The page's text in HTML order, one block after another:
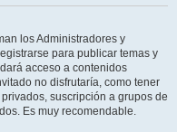
los Administradores y
para publicar temas y
acceso a contenidos
no disfrutaría, como tener
suscripción a grupos de
Es muy recomendable.